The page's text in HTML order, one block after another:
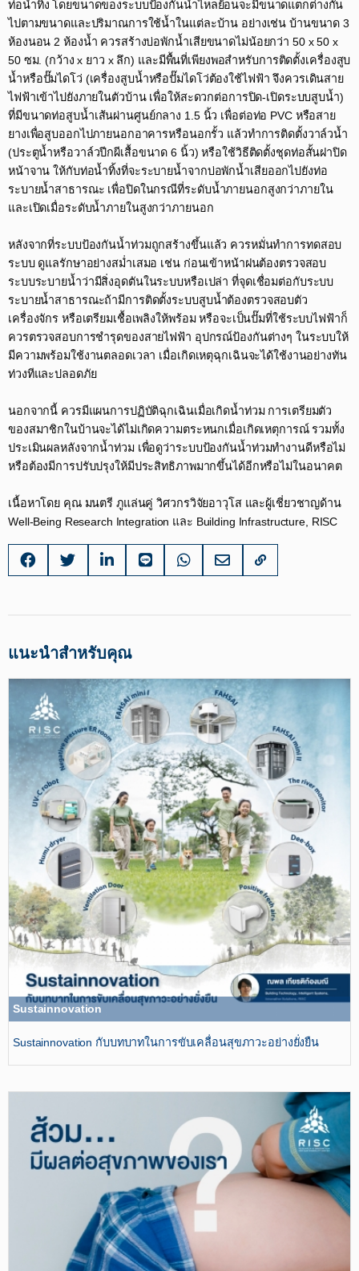
ท่อน้ำทิ้ง โดยขนาดของระบบป้องกันน้ำไหลย้อนจะมีขนาดแตกต่างกัน
ไปตามขนาดและปริมาณการใช้น้ำในแต่ละบ้าน อย่างเช่น บ้านขนาด 3
ห้องนอน 2 ห้องน้ำ ควรสร้างบ่อพักน้ำเสียขนาดไม่น้อยกว่า 50 x 50 x
50 ซม. (กว้าง x ยาว x ลึก) และมีพื้นที่เพียงพอสำหรับการติดตั้งเครื่องสูบ
น้ำหรือปั๊มไดโว่ (เครื่องสูบน้ำหรือปั๊มไดโว่ต้องใช้ไฟฟ้า จึงควรเดินสาย
ไฟฟ้าเข้าไปยังภายในตัวบ้าน เพื่อให้สะดวกต่อการปิด-เปิดระบบสูบน้ำ)
ที่มีขนาดท่อสูบน้ำเส้นผ่านศูนย์กลาง 1.5 นิ้ว เพื่อต่อท่อ PVC หรือสาย
ยางเพื่อสูบออกไปภายนอกอาคารหรือนอกรั้ว แล้วทำการติดตั้งวาล์วน้ำ
(ประตูน้ำหรือวาล์วปีกผีเสื้อขนาด 6 นิ้ว) หรือใช้วิธีติดตั้งชุดท่อสั้นฝาปิด
หน้าจาน ให้กับท่อน้ำทิ้งที่จะระบายน้ำจากบ่อพักน้ำเสียออกไปยังท่อ
ระบายน้ำสาธารณะ เพื่อปิดในกรณีที่ระดับน้ำภายนอกสูงกว่าภายใน
และเปิดเมื่อระดับน้ำภายในสูงกว่าภายนอก​
หลังจากที่ระบบป้องกันน้ำท่วมถูกสร้างขึ้นแล้ว ควรหมั่นทำการทดสอบ
ระบบ ดูแลรักษาอย่างสม่ำเสมอ เช่น ก่อนเข้าหน้าฝนต้องตรวจสอบ
ระบบระบายน้ำว่ามีสิ่งอุดตันในระบบหรือเปล่า ที่จุดเชื่อมต่อกับระบบ
ระบายน้ำสาธารณะถ้ามีการติดตั้งระบบสูบน้ำต้องตรวจสอบตัว
เครื่องจักร หรือเตรียมเชื้อเพลิงให้พร้อม หรือจะเป็นปั๊มที่ใช้ระบบไฟฟ้าก็
ควรตรวจสอบการชำรุดของสายไฟฟ้า อุปกรณ์ป้องกันต่างๆ ในระบบให้
มีความพร้อมใช้งานตลอดเวลา เมื่อเกิดเหตุฉุกเฉินจะได้ใช้งานอย่างทัน
ท่วงทีและปลอดภัย​
นอกจากนี้ ควรมีแผนการปฏิบัติฉุกเฉินเมื่อเกิดน้ำท่วม การเตรียมตัว
ของสมาชิกในบ้านจะได้ไม่เกิดความตระหนกเมื่อเกิดเหตุการณ์ รวมทั้ง
ประเมินผลหลังจากน้ำท่วม เพื่อดูว่าระบบป้องกันน้ำท่วมทำงานดีหรือไม่
หรือต้องมีการปรับปรุงให้มีประสิทธิภาพมากขึ้นได้อีกหรือไม่ในอนาคต​
เนื้อหาโดย คุณ มนตรี ภูแล่นคู่ วิศวกรวิจัยอาวุโส และผู้เชี่ยวชาญด้าน
Well-Being Research Integration และ Building Infrastructure, RISC
แนะนำสำหรับคุณ
Sustainnovation
Sustainnovation กับบทบาทในการขับเคลื่อนสุขภาวะอย่างยั่งยืน